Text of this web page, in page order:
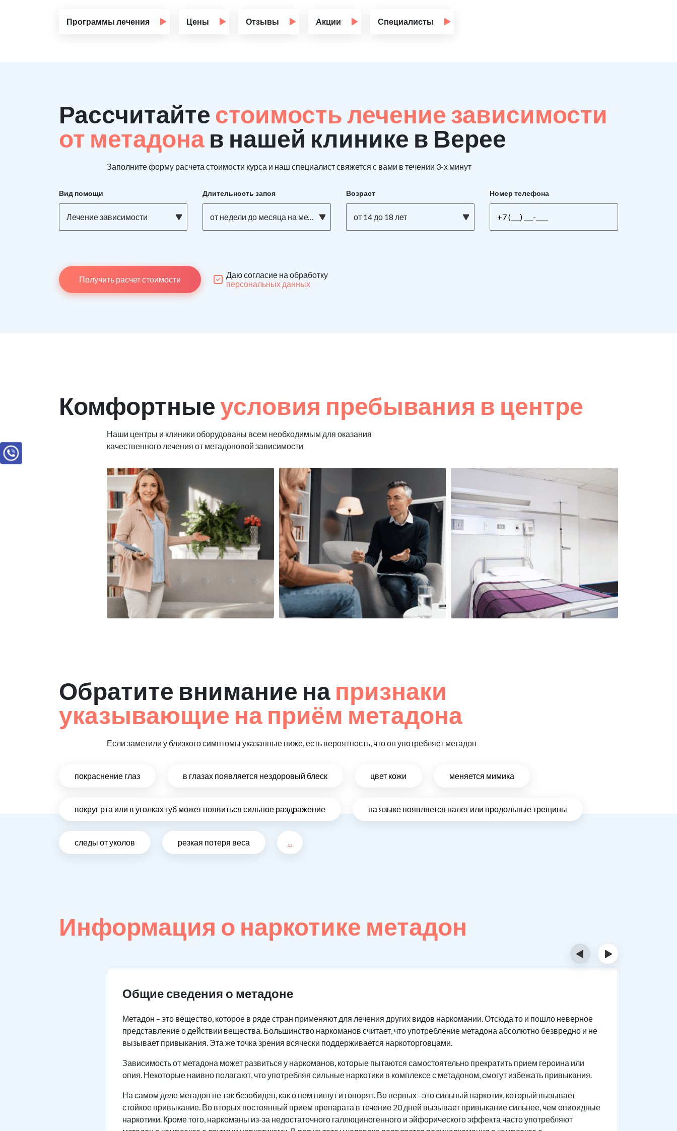
Программы лечения Цены Отзывы Акции Специалисты
Рассчитайте стоимость лечение зависимости
от метадона в нашей клинике в Верее
Заполните форму расчета стоимости курса и наш специалист свяжется с вами в течении 3-х минут
Вид помощи
Лечение зависимости
Длительность запоя
от недели до месяца на метадоне
Возраст
от 14 до 18 лет
Номер телефона
Получить расчет стоимости
Даю согласие на обработку
персональных данных
Комфортныеусловия пребывания в центре
Наши центры и клиники оборудованы всем необходимым для оказания
качественного лечения от метадоновой зависимости
Обратите внимание на признаки
указывающие на приём метадона
Если заметили у близкого симптомы указанные ниже, есть вероятность, что он употребляет метадон
покраснение глаз в глазах появляется нездоровый блеск цвет кожи меняется мимика
вокруг рта или в уголках губ может появиться сильное раздражение на языке появляется налет или продольные трещины
следы от уколов резкая потеря веса ...
Информация о наркотике метадон
Общие сведения о метадоне
Метадон – это вещество, которое в ряде стран применяют для лечения других видов наркомании. Отсюда то и пошло неверное
представление о действии вещества. Большинство наркоманов считает, что употребление метадона абсолютно безвредно и не
вызывает привыкания. Эта же точка зрения всячески поддерживается наркоторговцами.
Зависимость от метадона может развиться у наркоманов, которые пытаются самостоятельно прекратить прием героина или
опия. Некоторые наивно полагают, что употребляя сильные наркотики в комплексе с метадоном, смогут избежать привыкания.
На самом деле метадон не так безобиден, как о нем пишут и говорят. Во первых –это сильный наркотик, который вызывает
стойкое привыкание. Во вторых постоянный прием препарата в течение 20 дней вызывает привыкание сильнее, чем опиоидные
наркотики. Кроме того, наркоманы из-за недостаточного галлюциногенного и эйфорического эффекта часто употребляют
‹ ›